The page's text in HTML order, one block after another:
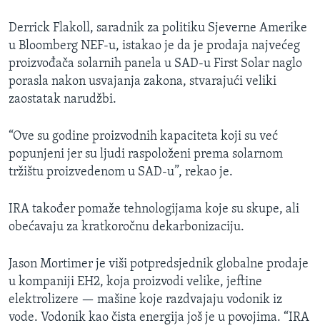
Derrick Flakoll, saradnik za politiku Sjeverne Amerike
u Bloomberg NEF-u, istakao je da je prodaja najvećeg
proizvođača solarnih panela u SAD-u First Solar naglo
porasla nakon usvajanja zakona, stvarajući veliki
zaostatak narudžbi.
“Ove su godine proizvodnih kapaciteta koji su već
popunjeni jer su ljudi raspoloženi prema solarnom
tržištu proizvedenom u SAD-u”, rekao je.
IRA također pomaže tehnologijama koje su skupe, ali
obećavaju za kratkoročnu dekarbonizaciju.
Jason Mortimer je viši potpredsjednik globalne prodaje
u kompaniji EH2, koja proizvodi velike, jeftine
elektrolizere — mašine koje razdvajaju vodonik iz
vode. Vodonik kao čista energija još je u povojima. “IRA